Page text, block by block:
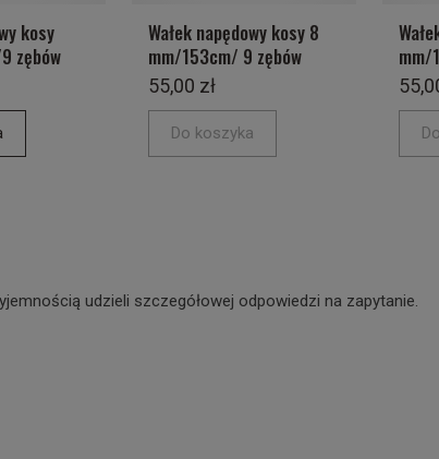
kosy
zębów
Wałek napędowy kosy 8
mm/153cm/ 9 zębów
55,00 zł
Do koszyka
mm/
udzieli szczegółowej odpowiedzi na zapytanie.